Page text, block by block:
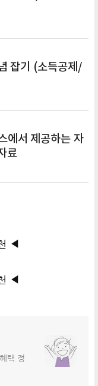
잡기 (소득공제/
에서 제공하는 자
료
◀
◀
택 정